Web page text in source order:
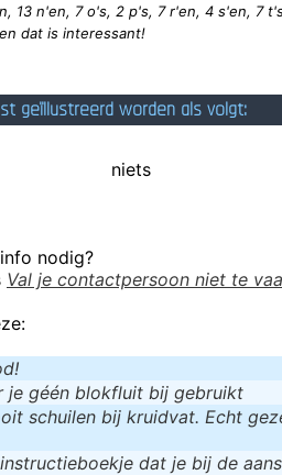
wynadalapaloo
we dagdagelijks zozoiets van goh zeg
Verknoei je tijd op een nuttige manier!
13 n'en, 7 o's, 2 p's, 7 r'en, 4 s'en, 7
dat is interessant!
geïllustreerd worden als volgt:
niets
nodig?
Val je contactpersoon niet te
je géén blokfluit bij gebruikt
schuilen bij kruidvat. Echt
dat je bij de